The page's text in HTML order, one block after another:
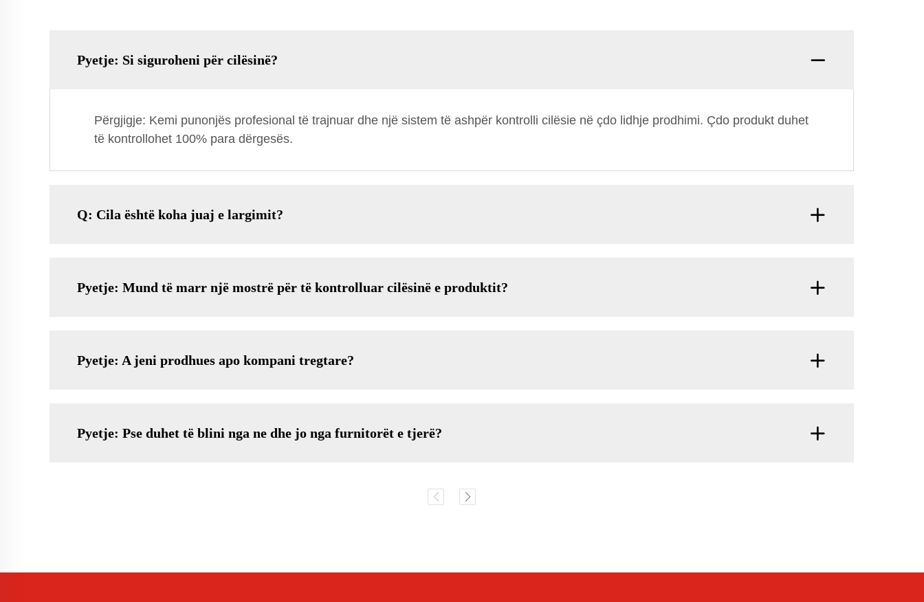
Pyetje: Si siguroheni për cilësinë?
Përgjigje: Kemi punonjës profesional të trajnuar dhe një sistem të ashpër kontrolli cilësie në çdo lidhje prodhimi. Çdo produkt duhet
të kontrollohet 100% para dërgesës.
Q: Cila është koha juaj e largimit?
Pyetje: Mund të marr një mostrë për të kontrolluar cilësinë e produktit?
Pyetje: A jeni prodhues apo kompani tregtare?
Pyetje: Pse duhet të blini nga ne dhe jo nga furnitorët e tjerë?